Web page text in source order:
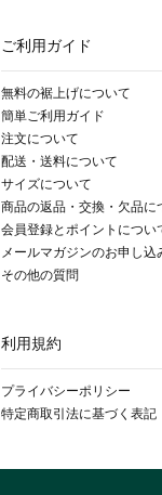
ご利用ガイド
無料の裾上げについて
簡単ご利用ガイド
注文について
配送・送料について
サイズについて
商品の返品・交換・欠品に
会員登録とポイントについ
メールマガジンのお申し込
その他の質問
利用規約
プライバシーポリシー
特定商取引法に基づく表記